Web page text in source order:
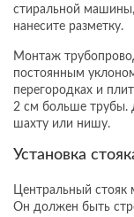
стиральной
нанесите разметку.
Монтаж
постоянным
перегородках и
2 см больше трубы.
шахту или нишу.
Установка
Центральный стояк
Он должен быть